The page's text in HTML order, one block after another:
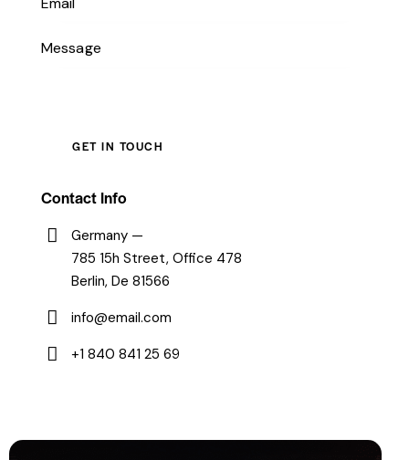
Contact Info
Germany —
785 15h Street, Office 478
Berlin, De 81566
info@email.com
+1 840 841 25 69